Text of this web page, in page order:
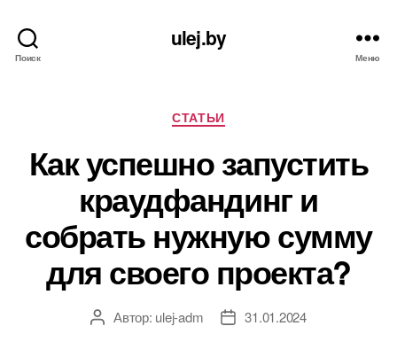
Поиск
ulej.by
Меню
Рубрики
СТАТЬИ
Как успешно запустить
краудфандинг и
собрать нужную сумму
для своего проекта?
АвторАвтор: ulej-adm
Дата31.01.2024